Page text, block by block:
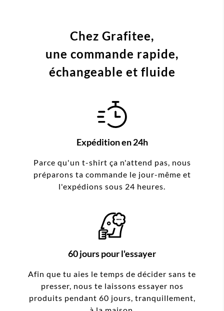
Chez Grafitee,
une commande rapide,
échangeable et fluide
Expédition en 24h
Parce qu'un t-shirt ça n'attend pas, nous
préparons ta commande le jour-même et
l'expédions sous 24 heures.
60 jours pour l'essayer
Afin que tu aies le temps de décider sans te
presser, nous te laissons essayer nos
produits pendant 60 jours, tranquillement,